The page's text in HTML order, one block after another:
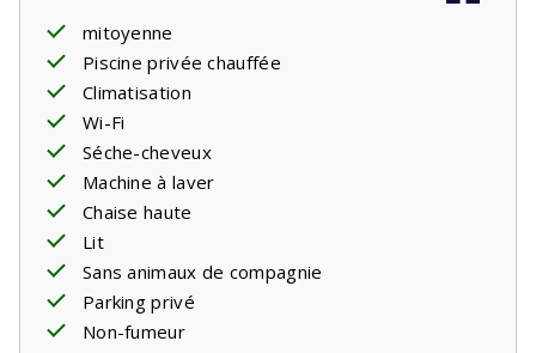
grandes portes-fenêtres, vous entrez dans la terrasse
où un jardin confortable avec deux
barbecueélectrique vous attend. De la terrasse, vous
avez une vue sur la
plongeon rafraîchissant à tout moment de la journée.
Votre séjour comprend les lits faits.
Piscine privée ouverte: 11/4/2026 - 24/10/2026
mitoyenne
Piscine privée chauffée
Climatisation
Wi-Fi
Séche-cheveux
Machine à laver
Chaise haute
Lit
Sans animaux de compagnie
Parking privé
Non-fumeur